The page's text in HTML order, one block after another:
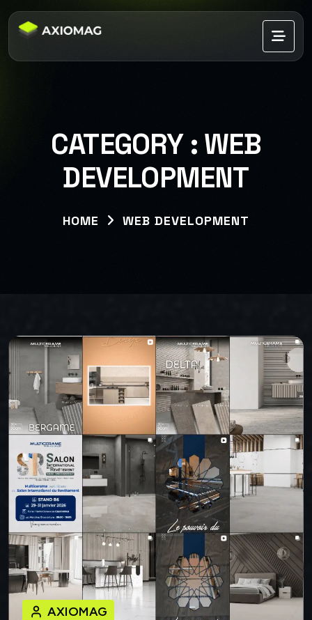
CATEGORY : WEB
DEVELOPMENT
HOME WEB DEVELOPMENT
AXIOMAG